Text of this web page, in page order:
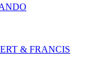
& FRANCIS